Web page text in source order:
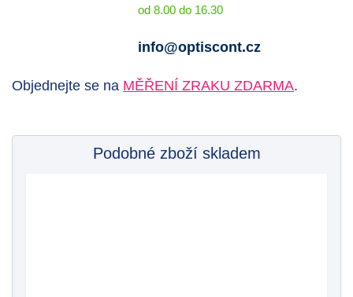
od 8.00 do 16.30
info@optiscont.cz
Objednejte se na MĚŘENÍ ZRAKU ZDARMA.
Podobné zboží skladem